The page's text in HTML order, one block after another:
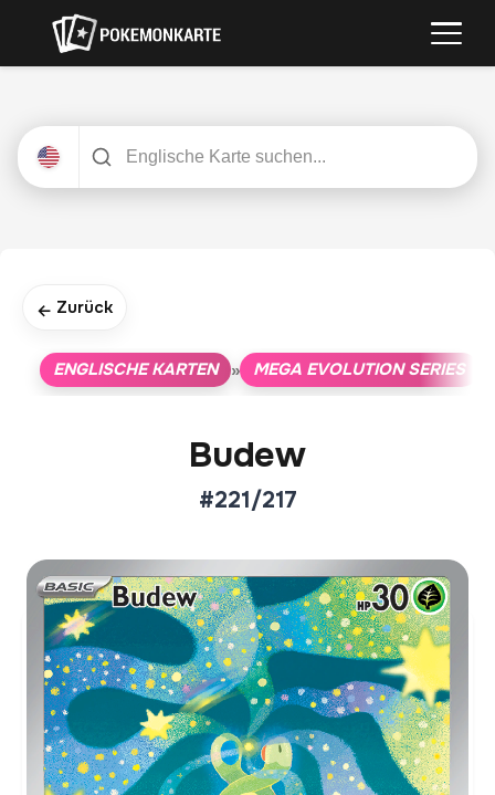
← Zurück
ENGLISCHE KARTEN » MEGA EVOLUTION SERIES
Budew
#221/217
Aktueller Marktpreis
€7,37
Holofoil